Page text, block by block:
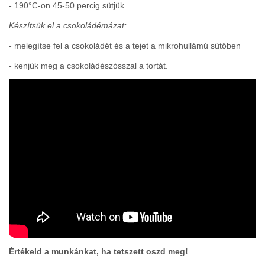
- 190°C-on 45-50 percig sütjük
Készítsük el a csokoládémázat:
- melegítse fel a csokoládét és a tejet a mikrohullámú sütőben
- kenjük meg a csokoládészósszal a tortát.
Értékeld a munkánkat, ha tetszett oszd meg!